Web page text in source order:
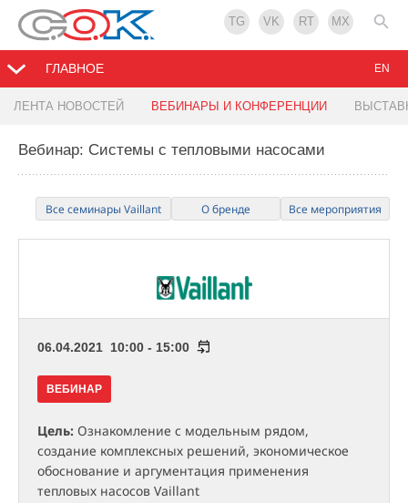
TG VK RT MX
ГЛАВНОЕ
ЛЕНТА НОВОСТЕЙ ВЕБИНАРЫ И КОНФЕРЕНЦИИ
EN
Вебинар: Системы с тепловыми насосами
Все семинары Vaillant О бренде Все мероприятия
06.04.2021 10:00 - 15:00
ВЕБИНАР
Цель: Ознакомление с модельным рядом,
создание комплексных решений, экономическое
обоснование и аргументация применения
тепловых насосов Vaillant